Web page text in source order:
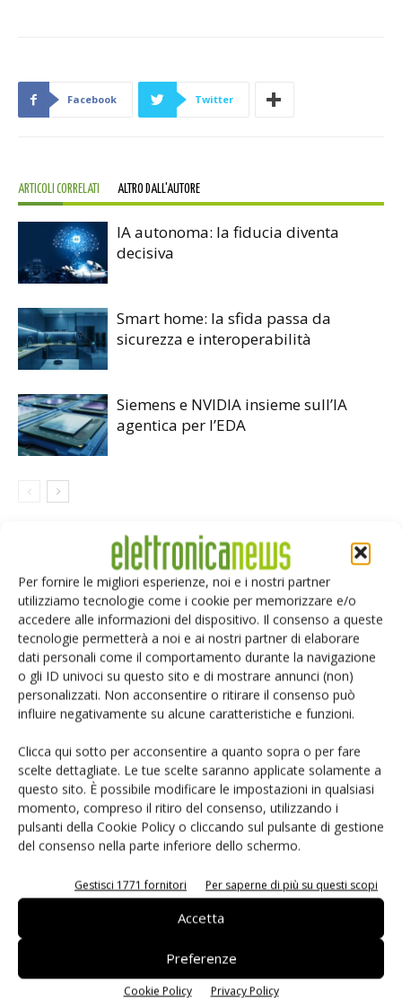
Per fornire le migliori esperienze, noi e i nostri partner
utilizziamo tecnologie come i cookie per memorizzare e/o
accedere alle informazioni del dispositivo. Il consenso a queste
tecnologie permetterà a noi e ai nostri partner di elaborare
dati personali come il comportamento durante la navigazione
o gli ID univoci su questo sito e di mostrare annunci (non)
personalizzati. Non acconsentire o ritirare il consenso può
influire negativamente su alcune caratteristiche e funzioni.
Clicca qui sotto per acconsentire a quanto sopra o per fare
scelte dettagliate. Le tue scelte saranno applicate solamente a
questo sito. È possibile modificare le impostazioni in qualsiasi
momento, compreso il ritiro del consenso, utilizzando i
pulsanti della Cookie Policy o cliccando sul pulsante di gestione
del consenso nella parte inferiore dello schermo.
Gestisci 1771 fornitori Per saperne di più su questi scopi
Accetta
Preferenze
Cookie Policy Privacy Policy
Facebook Twitter
ARTICOLI CORRELATI ALTRO DALL'AUTORE
IA autonoma: la fiducia diventa
decisiva
Smart home: la sfida passa da
sicurezza e interoperabilità
Siemens e NVIDIA insieme sull’IA
agentica per l’EDA
LASCIA UN COMMENTO
Salva il mio nome, email e sito web in questo browser per i